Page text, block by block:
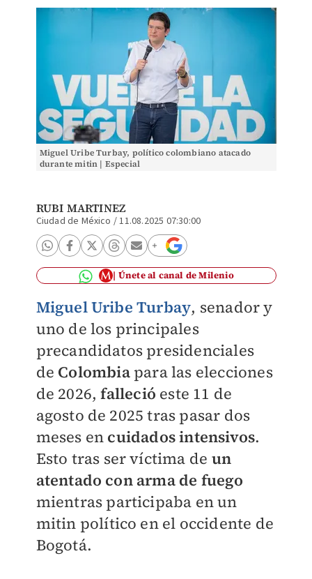
Miguel Uribe Turbay, político colombiano atacado
durante mitin | Especial
RUBI MARTINEZ
Ciudad de México /11.08.2025 07:30:00
Únete al canal de Milenio
Miguel Uribe Turbay, senador y
uno de los principales
precandidatos presidenciales
de Colombia para las elecciones
de 2026,falleció este 11 de
agosto de 2025 tras pasar dos
meses en cuidados intensivos.
Esto tras ser víctima de un
atentado con arma de fuego
mientras participaba en un
mitin político en el occidente de
Bogotá.